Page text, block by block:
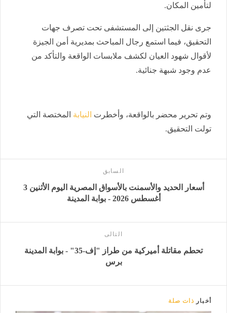
لتأمين المكان.
جرى نقل الجثتين إلى المستشفى تحت تصرف جهات
التحقيق، فيما استمع رجال المباحث بمديرية أمن الجيزة
لأقوال شهود العيان لكشف ملابسات الواقعة والتأكد من
عدم وجود شبهة جنائية.
وتم تحرير محضر بالواقعة، وأخطرت النيابة المختصة التي
تولت التحقيق.
السابق
أسعار الحديد والأسمنت بالأسواق المصرية اليوم الأثنين 3
أغسطس 2026 - بوابة المدينة
التالى
تحطم مقاتلة أميركية من طراز "إف-35" - بوابة المدينة
برس
أخبار ذات صلة